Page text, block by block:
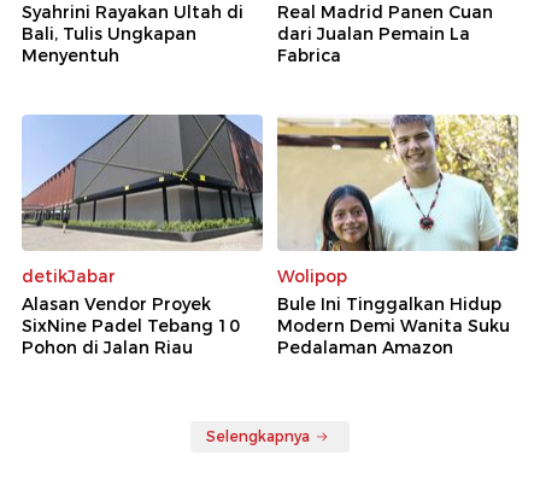
Syahrini Rayakan Ultah di
Bali, Tulis Ungkapan
Menyentuh
Real Madrid Panen Cuan
dari Jualan Pemain La
Fabrica
detikJabar
Alasan Vendor Proyek
SixNine Padel Tebang 10
Pohon di Jalan Riau
Wolipop
Bule Ini Tinggalkan Hidup
Modern Demi Wanita Suku
Pedalaman Amazon
Selengkapnya